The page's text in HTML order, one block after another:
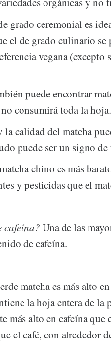
grado ceremonial es
el de grado culinario se
vegana
puede encontrar
consumirá toda la hoja.
la calidad del matcha
puede ser un signo
chino es más
y pesticidas que el
cafeína? Una de las
de cafeína.
matcha es más alto
la hoja entera de la
más alto en cafeína que
el café, con alrededor